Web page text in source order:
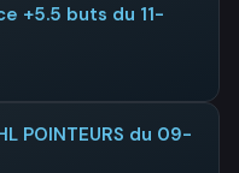
+5.5 buts du 11-
POINTEURS du 09-